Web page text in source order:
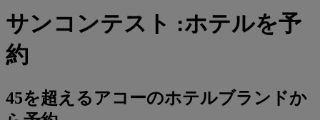
サンコンテスト :ホテルを予
約
45を超えるアコーのホテルブランドか